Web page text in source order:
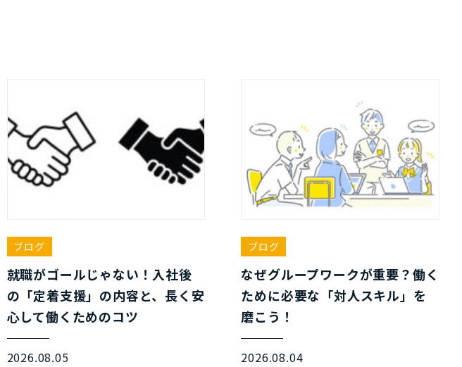
ブログ
就職がゴールじゃない！入社後
の「定着支援」の内容と、長く安
心して働くためのコツ
2026.08.05
ブログ
なぜグループワークが重要？働く
ために必要な「対人スキル」を
磨こう！
2026.08.04